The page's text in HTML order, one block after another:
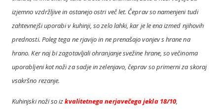
izjemno vzdržljive in ostanejo ostri več let. Čeprav so namenjeni tudi
zahtevnejši uporabi v kuhinji, so zelo lahki, kar je le ena izmed njihovih
prednosti. Poleg tega ne rjavijo in ne prenašajo vonjev s hrane na
hrano. Ker naj bi zagotavljali ohranjanje svežine hrane, so večinoma
uporabljeni kot noži za sadje in zelenjavo, čeprav so primerni za skoraj
vsakršno rezanje.
Kuhinjski noži so izkvalitetnega nerjavečega jekla 18/10,